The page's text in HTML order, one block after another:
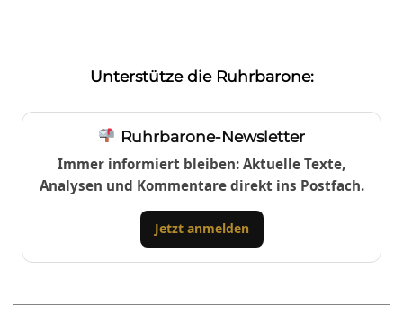
Unterstütze die Ruhrbarone:
Ruhrbarone-Newsletter
Immer informiert bleiben: Aktuelle Texte,
Analysen und Kommentare direkt ins Postfach.
Jetzt anmelden